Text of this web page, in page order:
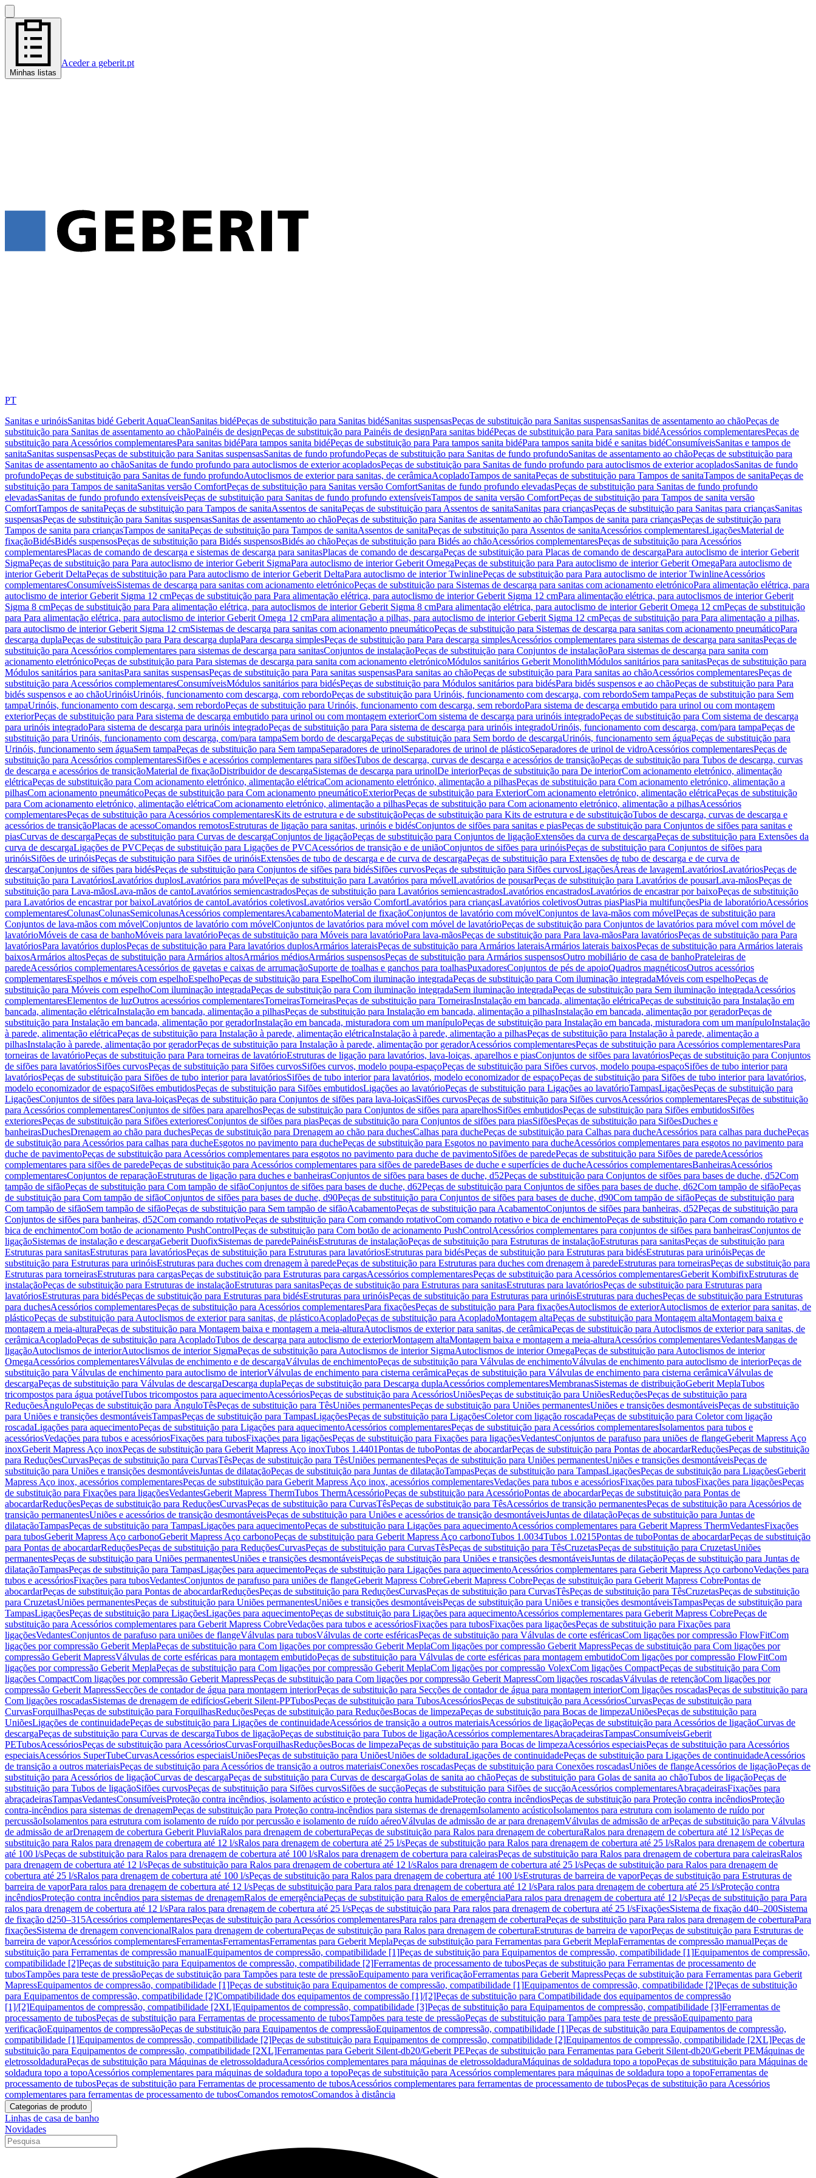
Minhas listas
Aceder a geberit.pt
PT
Sanitas e urinóisSanitas bidé Geberit AquaCleanSanitas bidéPeças de substituição para Sanitas bidéSanitas suspensasPeças de substituição para Sanitas suspensasSanitas de assentamento ao chãoPeças de
substituição para Sanitas de assentamento ao chãoPainéis de designPeças de substituição para Painéis de designPara sanitas bidéPeças de substituição para Para sanitas bidéAcessórios complementaresPeças de
substituição para Acessórios complementaresPara sanitas bidéPara tampos sanita bidéPeças de substituição para Para tampos sanita bidéPara tampos sanita bidé e sanitas bidéConsumíveisSanitas e tampos de
sanitaSanitas suspensasPeças de substituição para Sanitas suspensasSanitas de fundo profundoPeças de substituição para Sanitas de fundo profundoSanitas de assentamento ao chãoPeças de substituição para
Sanitas de assentamento ao chãoSanitas de fundo profundo para autoclismos de exterior acopladosPeças de substituição para Sanitas de fundo profundo para autoclismos de exterior acopladosSanitas de fundo
profundoPeças de substituição para Sanitas de fundo profundoAutoclismos de exterior para sanitas, de cerâmicaAcopladoTampos de sanitaPeças de substituição para Tampos de sanitaTampos de sanitaPeças de
substituição para Tampos de sanitaSanitas versão ComfortPeças de substituição para Sanitas versão ComfortSanitas de fundo profundo elevadasPeças de substituição para Sanitas de fundo profundo
elevadasSanitas de fundo profundo extensíveisPeças de substituição para Sanitas de fundo profundo extensíveisTampos de sanita versão ComfortPeças de substituição para Tampos de sanita versão
ComfortTampos de sanitaPeças de substituição para Tampos de sanitaAssentos de sanitaPeças de substituição para Assentos de sanitaSanitas para criançasPeças de substituição para Sanitas para criançasSanitas
suspensasPeças de substituição para Sanitas suspensasSanitas de assentamento ao chãoPeças de substituição para Sanitas de assentamento ao chãoTampos de sanita para criançasPeças de substituição para
Tampos de sanita para criançasTampos de sanitaPeças de substituição para Tampos de sanitaAssentos de sanitaPeças de substituição para Assentos de sanitaAcessórios complementaresLigaçõesMaterial de
fixaçãoBidésBidés suspensosPeças de substituição para Bidés suspensosBidés ao chãoPeças de substituição para Bidés ao chãoAcessórios complementaresPeças de substituição para Acessórios
complementaresPlacas de comando de descarga e sistemas de descarga para sanitasPlacas de comando de descargaPeças de substituição para Placas de comando de descargaPara autoclismo de interior Geberit
SigmaPeças de substituição para Para autoclismo de interior Geberit SigmaPara autoclismo de interior Geberit OmegaPeças de substituição para Para autoclismo de interior Geberit OmegaPara autoclismo de
interior Geberit DeltaPeças de substituição para Para autoclismo de interior Geberit DeltaPara autoclismo de interior TwinlinePeças de substituição para Para autoclismo de interior TwinlineAcessórios
complementaresConsumíveisSistemas de descarga para sanitas com acionamento eletrónicoPeças de substituição para Sistemas de descarga para sanitas com acionamento eletrónicoPara alimentação elétrica, para
autoclismo de interior Geberit Sigma 12 cmPeças de substituição para Para alimentação elétrica, para autoclismo de interior Geberit Sigma 12 cmPara alimentação elétrica, para autoclismos de interior Geberit
Sigma 8 cmPeças de substituição para Para alimentação elétrica, para autoclismos de interior Geberit Sigma 8 cmPara alimentação elétrica, para autoclismo de interior Geberit Omega 12 cmPeças de substituição
para Para alimentação elétrica, para autoclismo de interior Geberit Omega 12 cmPara alimentação a pilhas, para autoclismo de interior Geberit Sigma 12 cmPeças de substituição para Para alimentação a pilhas,
para autoclismo de interior Geberit Sigma 12 cmSistemas de descarga para sanitas com acionamento pneumáticoPeças de substituição para Sistemas de descarga para sanitas com acionamento pneumáticoPara
descarga duplaPeças de substituição para Para descarga duplaPara descarga simplesPeças de substituição para Para descarga simplesAcessórios complementares para sistemas de descarga para sanitasPeças de
substituição para Acessórios complementares para sistemas de descarga para sanitasConjuntos de instalaçãoPeças de substituição para Conjuntos de instalaçãoPara sistemas de descarga para sanita com
acionamento eletrónicoPeças de substituição para Para sistemas de descarga para sanita com acionamento eletrónicoMódulos sanitários Geberit MonolithMódulos sanitários para sanitasPeças de substituição para
Módulos sanitários para sanitasPara sanitas suspensasPeças de substituição para Para sanitas suspensasPara sanitas ao chãoPeças de substituição para Para sanitas ao chãoAcessórios complementaresPeças de
substituição para Acessórios complementaresConsumíveisMódulos sanitários para bidésPeças de substituição para Módulos sanitários para bidésPara bidés suspensos e ao chãoPeças de substituição para Para
bidés suspensos e ao chãoUrinóisUrinóis, funcionamento com descarga, com rebordoPeças de substituição para Urinóis, funcionamento com descarga, com rebordoSem tampaPeças de substituição para Sem
tampaUrinóis, funcionamento com descarga, sem rebordoPeças de substituição para Urinóis, funcionamento com descarga, sem rebordoPara sistema de descarga embutido para urinol ou com montagem
exteriorPeças de substituição para Para sistema de descarga embutido para urinol ou com montagem exteriorCom sistema de descarga para urinóis integradoPeças de substituição para Com sistema de descarga
para urinóis integradoPara sistema de descarga para urinóis integradoPeças de substituição para Para sistema de descarga para urinóis integradoUrinóis, funcionamento com descarga, com/para tampaPeças de
substituição para Urinóis, funcionamento com descarga, com/para tampaSem bordo de descargaPeças de substituição para Sem bordo de descargaUrinóis, funcionamento sem águaPeças de substituição para
Urinóis, funcionamento sem águaSem tampaPeças de substituição para Sem tampaSeparadores de urinolSeparadores de urinol de plásticoSeparadores de urinol de vidroAcessórios complementaresPeças de
substituição para Acessórios complementaresSifões e acessórios complementares para sifõesTubos de descarga, curvas de descarga e acessórios de transiçãoPeças de substituição para Tubos de descarga, curvas
de descarga e acessórios de transiçãoMaterial de fixaçãoDistribuidor de descargaSistemas de descarga para urinolDe interiorPeças de substituição para De interiorCom acionamento eletrónico, alimentação
elétricaPeças de substituição para Com acionamento eletrónico, alimentação elétricaCom acionamento eletrónico, alimentação a pilhasPeças de substituição para Com acionamento eletrónico, alimentação a
pilhasCom acionamento pneumáticoPeças de substituição para Com acionamento pneumáticoExteriorPeças de substituição para ExteriorCom acionamento eletrónico, alimentação elétricaPeças de substituição
para Com acionamento eletrónico, alimentação elétricaCom acionamento eletrónico, alimentação a pilhasPeças de substituição para Com acionamento eletrónico, alimentação a pilhasAcessórios
complementaresPeças de substituição para Acessórios complementaresKits de estrutura e de substituiçãoPeças de substituição para Kits de estrutura e de substituiçãoTubos de descarga, curvas de descarga e
acessórios de transiçãoPlacas de acessoComandos remotosEstruturas de ligação para sanitas, urinóis e bidésConjuntos de sifões para sanitas e piasPeças de substituição para Conjuntos de sifões para sanitas e
piasCurvas de descargaPeças de substituição para Curvas de descargaConjuntos de ligaçãoPeças de substituição para Conjuntos de ligaçãoExtensões da curva de descargaPeças de substituição para Extensões da
curva de descargaLigações de PVCPeças de substituição para Ligações de PVCAcessórios de transição e de uniãoConjuntos de sifões para urinóisPeças de substituição para Conjuntos de sifões para
urinóisSifões de urinóisPeças de substituição para Sifões de urinóisExtensões de tubo de descarga e de curva de descargaPeças de substituição para Extensões de tubo de descarga e de curva de
descargaConjuntos de sifões para bidésPeças de substituição para Conjuntos de sifões para bidésSifões curvosPeças de substituição para Sifões curvosLigaçõesÁreas de lavagemLavatóriosLavatóriosPeças de
substituição para LavatóriosLavatórios duplosLavatórios para móvelPeças de substituição para Lavatórios para móvelLavatórios de pousarPeças de substituição para Lavatórios de pousarLava-mãosPeças de
substituição para Lava-mãosLava-mãos de cantoLavatórios semiencastradosPeças de substituição para Lavatórios semiencastradosLavatórios encastradosLavatórios de encastrar por baixoPeças de substituição
para Lavatórios de encastrar por baixoLavatórios de cantoLavatórios coletivosLavatórios versão ComfortLavatórios para criançasLavatórios coletivosOutras piasPiasPia multifunçõesPia de laboratórioAcessórios
complementaresColunasColunasSemicolunasAcessórios complementaresAcabamentoMaterial de fixaçãoConjuntos de lavatório com móvelConjuntos de lava-mãos com móvelPeças de substituição para
Conjuntos de lava-mãos com móvelConjuntos de lavatório com móvelConjuntos de lavatórios para móvel com móvel de lavatórioPeças de substituição para Conjuntos de lavatórios para móvel com móvel de
lavatórioMóveis de casa de banhoMóveis para lavatórioPeças de substituição para Móveis para lavatórioPara lava-mãosPeças de substituição para Para lava-mãosPara lavatóriosPeças de substituição para Para
lavatóriosPara lavatórios duplosPeças de substituição para Para lavatórios duplosArmários lateraisPeças de substituição para Armários lateraisArmários laterais baixosPeças de substituição para Armários laterais
baixosArmários altosPeças de substituição para Armários altosArmários médiosArmários suspensosPeças de substituição para Armários suspensosOutro mobiliário de casa de banhoPrateleiras de
paredeAcessórios complementaresAcessórios de gavetas e caixas de arrumaçãoSuporte de toalhas e ganchos para toalhasPuxadoresConjuntos de pés de apoioQuadros magnéticosOutros acessórios
complementaresEspelhos e móveis com espelhoEspelhoPeças de substituição para EspelhoCom iluminação integradaPeças de substituição para Com iluminação integradaMóveis com espelhoPeças de
substituição para Móveis com espelhoCom iluminação integradaPeças de substituição para Com iluminação integradaSem iluminação integradaPeças de substituição para Sem iluminação integradaAcessórios
complementaresElementos de luzOutros acessórios complementaresTorneirasTorneirasPeças de substituição para TorneirasInstalação em bancada, alimentação elétricaPeças de substituição para Instalação em
bancada, alimentação elétricaInstalação em bancada, alimentação a pilhasPeças de substituição para Instalação em bancada, alimentação a pilhasInstalação em bancada, alimentação por geradorPeças de
substituição para Instalação em bancada, alimentação por geradorInstalação em bancada, misturadora com um manípuloPeças de substituição para Instalação em bancada, misturadora com um manípuloInstalação
à parede, alimentação elétricaPeças de substituição para Instalação à parede, alimentação elétricaInstalação à parede, alimentação a pilhasPeças de substituição para Instalação à parede, alimentação a
pilhasInstalação à parede, alimentação por geradorPeças de substituição para Instalação à parede, alimentação por geradorAcessórios complementaresPeças de substituição para Acessórios complementaresPara
torneiras de lavatórioPeças de substituição para Para torneiras de lavatórioEstruturas de ligação para lavatórios, lava-loiças, aparelhos e piasConjuntos de sifões para lavatóriosPeças de substituição para Conjuntos
de sifões para lavatóriosSifões curvosPeças de substituição para Sifões curvosSifões curvos, modelo poupa-espaçoPeças de substituição para Sifões curvos, modelo poupa-espaçoSifões de tubo interior para
lavatóriosPeças de substituição para Sifões de tubo interior para lavatóriosSifões de tubo interior para lavatórios, modelo economizador de espaçoPeças de substituição para Sifões de tubo interior para lavatórios,
modelo economizador de espaçoSifões embutidosPeças de substituição para Sifões embutidosLigações ao lavatórioPeças de substituição para Ligações ao lavatórioTampasLigaçõesPeças de substituição para
LigaçõesConjuntos de sifões para lava-loiçasPeças de substituição para Conjuntos de sifões para lava-loiçasSifões curvosPeças de substituição para Sifões curvosAcessórios complementaresPeças de substituição
para Acessórios complementaresConjuntos de sifões para aparelhosPeças de substituição para Conjuntos de sifões para aparelhosSifões embutidosPeças de substituição para Sifões embutidosSifões
exterioresPeças de substituição para Sifões exterioresConjuntos de sifões para piasPeças de substituição para Conjuntos de sifões para piasSifõesPeças de substituição para SifõesDuches e
banheirasDuchesDrenagem ao chão para duchesPeças de substituição para Drenagem ao chão para duchesCalhas para duchePeças de substituição para Calhas para ducheAcessórios para calhas para duchePeças
de substituição para Acessórios para calhas para ducheEsgotos no pavimento para duchePeças de substituição para Esgotos no pavimento para ducheAcessórios complementares para esgotos no pavimento para
duche de pavimentoPeças de substituição para Acessórios complementares para esgotos no pavimento para duche de pavimentoSifões de paredePeças de substituição para Sifões de paredeAcessórios
complementares para sifões de paredePeças de substituição para Acessórios complementares para sifões de paredeBases de duche e superfícies de ducheAcessórios complementaresBanheirasAcessórios
complementaresConjuntos de reparaçãoEstruturas de ligação para duches e banheirasConjuntos de sifões para bases de duche, d52Peças de substituição para Conjuntos de sifões para bases de duche, d52Com
tampão de sifãoPeças de substituição para Com tampão de sifãoConjuntos de sifões para bases de duche, d62Peças de substituição para Conjuntos de sifões para bases de duche, d62Com tampão de sifãoPeças
de substituição para Com tampão de sifãoConjuntos de sifões para bases de duche, d90Peças de substituição para Conjuntos de sifões para bases de duche, d90Com tampão de sifãoPeças de substituição para
Com tampão de sifãoSem tampão de sifãoPeças de substituição para Sem tampão de sifãoAcabamentoPeças de substituição para AcabamentoConjuntos de sifões para banheiras, d52Peças de substituição para
Conjuntos de sifões para banheiras, d52Com comando rotativoPeças de substituição para Com comando rotativoCom comando rotativo e bica de enchimentoPeças de substituição para Com comando rotativo e
bica de enchimentoCom botão de acionamento PushControlPeças de substituição para Com botão de acionamento PushControlAcessórios complementares para conjuntos de sifões para banheirasConjuntos de
ligaçãoSistemas de instalação e descargaGeberit DuofixSistemas de paredePainéisEstruturas de instalaçãoPeças de substituição para Estruturas de instalaçãoEstruturas para sanitasPeças de substituição para
Estruturas para sanitasEstruturas para lavatóriosPeças de substituição para Estruturas para lavatóriosEstruturas para bidésPeças de substituição para Estruturas para bidésEstruturas para urinóisPeças de
substituição para Estruturas para urinóisEstruturas para duches com drenagem à paredePeças de substituição para Estruturas para duches com drenagem à paredeEstruturas para torneirasPeças de substituição para
Estruturas para torneirasEstruturas para cargasPeças de substituição para Estruturas para cargasAcessórios complementaresPeças de substituição para Acessórios complementaresGeberit KombifixEstruturas de
instalaçãoPeças de substituição para Estruturas de instalaçãoEstruturas para sanitasPeças de substituição para Estruturas para sanitasEstruturas para lavatóriosPeças de substituição para Estruturas para
lavatóriosEstruturas para bidésPeças de substituição para Estruturas para bidésEstruturas para urinóisPeças de substituição para Estruturas para urinóisEstruturas para duchesPeças de substituição para Estruturas
para duchesAcessórios complementaresPeças de substituição para Acessórios complementaresPara fixaçõesPeças de substituição para Para fixaçõesAutoclismos de exteriorAutoclismos de exterior para sanitas, de
plásticoPeças de substituição para Autoclismos de exterior para sanitas, de plásticoAcopladoPeças de substituição para AcopladoMontagem altaPeças de substituição para Montagem altaMontagem baixa e
montagem a meia-alturaPeças de substituição para Montagem baixa e montagem a meia-alturaAutoclismos de exterior para sanitas, de cerâmicaPeças de substituição para Autoclismos de exterior para sanitas, de
cerâmicaAcopladoPeças de substituição para AcopladoTubos de descarga para autoclismo de exteriorMontagem altaMontagem baixa e montagem a meia-alturaAcessórios complementaresVedantesMangas de
ligaçãoAutoclismos de interiorAutoclismos de interior SigmaPeças de substituição para Autoclismos de interior SigmaAutoclismos de interior OmegaPeças de substituição para Autoclismos de interior
OmegaAcessórios complementaresVálvulas de enchimento e de descargaVálvulas de enchimentoPeças de substituição para Válvulas de enchimentoVálvulas de enchimento para autoclismo de interiorPeças de
substituição para Válvulas de enchimento para autoclismo de interiorVálvulas de enchimento para cisterna cerâmicaPeças de substituição para Válvulas de enchimento para cisterna cerâmicaVálvulas de
descargaPeças de substituição para Válvulas de descargaDescarga duplaPeças de substituição para Descarga duplaAcessórios complementaresMembranasSistemas de distribuiçãoGeberit MeplaTubos
tricompostos para água potávelTubos tricompostos para aquecimentoAcessóriosPeças de substituição para AcessóriosUniõesPeças de substituição para UniõesReduçõesPeças de substituição para
ReduçõesÂnguloPeças de substituição para ÂnguloTêsPeças de substituição para TêsUniões permanentesPeças de substituição para Uniões permanentesUniões e transições desmontáveisPeças de substituição
para Uniões e transições desmontáveisTampasPeças de substituição para TampasLigaçõesPeças de substituição para LigaçõesColetor com ligação roscadaPeças de substituição para Coletor com ligação
roscadaLigações para aquecimentoPeças de substituição para Ligações para aquecimentoAcessórios complementaresPeças de substituição para Acessórios complementaresIsolamentos para tubos e
acessóriosVedações para tubos e acessóriosFixações para tubosFixações para ligaçõesPeças de substituição para Fixações para ligaçõesVedantesConjuntos de parafuso para uniões de flangeGeberit Mapress Aço
inoxGeberit Mapress Aço inoxPeças de substituição para Geberit Mapress Aço inoxTubos 1.4401Pontas de tuboPontas de abocardarPeças de substituição para Pontas de abocardarReduçõesPeças de substituição
para ReduçõesCurvasPeças de substituição para CurvasTêsPeças de substituição para TêsUniões permanentesPeças de substituição para Uniões permanentesUniões e transições desmontáveisPeças de
substituição para Uniões e transições desmontáveisJuntas de dilataçãoPeças de substituição para Juntas de dilataçãoTampasPeças de substituição para TampasLigaçõesPeças de substituição para LigaçõesGeberit
Mapress Aço inox, acessórios complementaresPeças de substituição para Geberit Mapress Aço inox, acessórios complementaresVedações para tubos e acessóriosFixações para tubosFixações para ligaçõesPeças
de substituição para Fixações para ligaçõesVedantesGeberit Mapress ThermTubos ThermAcessórioPeças de substituição para AcessórioPontas de abocardarPeças de substituição para Pontas de
abocardarReduçõesPeças de substituição para ReduçõesCurvasPeças de substituição para CurvasTêsPeças de substituição para TêsAcessórios de transição permanentesPeças de substituição para Acessórios de
transição permanentesUniões e acessórios de transição desmontáveisPeças de substituição para Uniões e acessórios de transição desmontáveisJuntas de dilataçãoPeças de substituição para Juntas de
dilataçãoTampasPeças de substituição para TampasLigações para aquecimentoPeças de substituição para Ligações para aquecimentoAcessórios complementares para Geberit Mapress ThermVedantesFixações
para tubosGeberit Mapress Aço carbonoGeberit Mapress Aço carbonoPeças de substituição para Geberit Mapress Aço carbonoTubos 1.0034Tubos 1.0215Pontas de tuboPontas de abocardarPeças de substituição
para Pontas de abocardarReduçõesPeças de substituição para ReduçõesCurvasPeças de substituição para CurvasTêsPeças de substituição para TêsCruzetasPeças de substituição para CruzetasUniões
permanentesPeças de substituição para Uniões permanentesUniões e transições desmontáveisPeças de substituição para Uniões e transições desmontáveisJuntas de dilataçãoPeças de substituição para Juntas de
dilataçãoTampasPeças de substituição para TampasLigações para aquecimentoPeças de substituição para Ligações para aquecimentoAcessórios complementares para Geberit Mapress Aço carbonoVedações para
tubos e acessóriosFixações para tubosVedantesConjuntos de parafuso para uniões de flangeGeberit Mapress CobreGeberit Mapress CobrePeças de substituição para Geberit Mapress CobrePontas de
abocardarPeças de substituição para Pontas de abocardarReduçõesPeças de substituição para ReduçõesCurvasPeças de substituição para CurvasTêsPeças de substituição para TêsCruzetasPeças de substituição
para CruzetasUniões permanentesPeças de substituição para Uniões permanentesUniões e transições desmontáveisPeças de substituição para Uniões e transições desmontáveisTampasPeças de substituição para
TampasLigaçõesPeças de substituição para LigaçõesLigações para aquecimentoPeças de substituição para Ligações para aquecimentoAcessórios complementares para Geberit Mapress CobrePeças de
substituição para Acessórios complementares para Geberit Mapress CobreVedações para tubos e acessóriosFixações para tubosFixações para ligaçõesPeças de substituição para Fixações para
ligaçõesVedantesConjuntos de parafuso para uniões de flangeVálvulas para tubosVálvulas de corte esféricasPeças de substituição para Válvulas de corte esféricasCom ligações por compressão FlowFitCom
ligações por compressão Geberit MeplaPeças de substituição para Com ligações por compressão Geberit MeplaCom ligações por compressão Geberit MapressPeças de substituição para Com ligações por
compressão Geberit MapressVálvulas de corte esféricas para montagem embutidoPeças de substituição para Válvulas de corte esféricas para montagem embutidoCom ligações por compressão FlowFitCom
ligações por compressão Geberit MeplaPeças de substituição para Com ligações por compressão Geberit MeplaCom ligações por compressão VolexCom ligações CompactPeças de substituição para Com
ligações CompactCom ligações por compressão Geberit MapressPeças de substituição para Com ligações por compressão Geberit MapressCom ligações roscadasVálvulas de retençãoCom ligações por
compressão Geberit MapressSecções de contador de água para montagem interiorPeças de substituição para Secções de contador de água para montagem interiorCom ligações roscadasPeças de substituição para
Com ligações roscadasSistemas de drenagem de edifíciosGeberit Silent-PPTubosPeças de substituição para TubosAcessóriosPeças de substituição para AcessóriosCurvasPeças de substituição para
CurvasForquilhasPeças de substituição para ForquilhasReduçõesPeças de substituição para ReduçõesBocas de limpezaPeças de substituição para Bocas de limpezaUniõesPeças de substituição para
UniõesLigações de continuidadePeças de substituição para Ligações de continuidadeAcessórios de transição a outros materiaisAcessórios de ligaçãoPeças de substituição para Acessórios de ligaçãoCurvas de
descargaPeças de substituição para Curvas de descargaTubos de ligaçãoPeças de substituição para Tubos de ligaçãoAcessórios complementaresAbraçadeirasTampasConsumíveisGeberit
PETubosAcessóriosPeças de substituição para AcessóriosCurvasForquilhasReduçõesBocas de limpezaPeças de substituição para Bocas de limpezaAcessórios especiaisPeças de substituição para Acessórios
especiaisAcessórios SuperTubeCurvasAcessórios especiaisUniõesPeças de substituição para UniõesUniões de soldaduraLigações de continuidadePeças de substituição para Ligações de continuidadeAcessórios
de transição a outros materiaisPeças de substituição para Acessórios de transição a outros materiaisConexões roscadasPeças de substituição para Conexões roscadasUniões de flangeAcessórios de ligaçãoPeças de
substituição para Acessórios de ligaçãoCurvas de descargaPeças de substituição para Curvas de descargaGolas de sanita ao chãoPeças de substituição para Golas de sanita ao chãoTubos de ligaçãoPeças de
substituição para Tubos de ligaçãoSifões curvosPeças de substituição para Sifões curvosSifões de sucçãoPeças de substituição para Sifões de sucçãoAcessórios complementaresAbraçadeirasFixações para
abraçadeirasTampasVedantesConsumíveisProteção contra incêndios, isolamento acústico e proteção contra humidadeProteção contra incêndiosPeças de substituição para Proteção contra incêndiosProteção
contra-incêndios para sistemas de drenagemPeças de substituição para Proteção contra-incêndios para sistemas de drenagemIsolamento acústicoIsolamentos para estrutura com isolamento de ruído por
percussãoIsolamentos para estrutura com isolamento de ruído por percussão e isolamento de ruído aéreoVálvulas de admissão de ar para drenagemVálvulas de admissão de arPeças de substituição para Válvulas
de admissão de arDrenagem de cobertura Geberit PluviaRalos para drenagem de coberturaPeças de substituição para Ralos para drenagem de coberturaRalos para drenagem de cobertura até 12 l/sPeças de
substituição para Ralos para drenagem de cobertura até 12 l/sRalos para drenagem de cobertura até 25 l/sPeças de substituição para Ralos para drenagem de cobertura até 25 l/sRalos para drenagem de cobertura
até 100 l/sPeças de substituição para Ralos para drenagem de cobertura até 100 l/sRalos para drenagem de cobertura para caleirasPeças de substituição para Ralos para drenagem de cobertura para caleirasRalos
para drenagem de cobertura até 12 l/sPeças de substituição para Ralos para drenagem de cobertura até 12 l/sRalos para drenagem de cobertura até 25 l/sPeças de substituição para Ralos para drenagem de
cobertura até 25 l/sRalos para drenagem de cobertura até 100 l/sPeças de substituição para Ralos para drenagem de cobertura até 100 l/sEstruturas de barreira de vaporPeças de substituição para Estruturas de
barreira de vaporPara ralos para drenagem de cobertura até 12 l/sPeças de substituição para Para ralos para drenagem de cobertura até 12 l/sPara ralos para drenagem de cobertura até 25 l/sProteção contra
incêndiosProteção contra incêndios para sistemas de drenagemRalos de emergênciaPeças de substituição para Ralos de emergênciaPara ralos para drenagem de cobertura até 12 l/sPeças de substituição para Para
ralos para drenagem de cobertura até 12 l/sPara ralos para drenagem de cobertura até 25 l/sPeças de substituição para Para ralos para drenagem de cobertura até 25 l/sFixaçõesSistema de fixação d40–200Sistema
de fixação d250–315Acessórios complementaresPeças de substituição para Acessórios complementaresPara ralos para drenagem de coberturaPeças de substituição para Para ralos para drenagem de coberturaPara
fixaçõesSistema de drenagem convencionalRalos para drenagem de coberturaPeças de substituição para Ralos para drenagem de coberturaEstruturas de barreira de vaporPeças de substituição para Estruturas de
barreira de vaporAcessórios complementaresFerramentasFerramentasFerramentas para Geberit MeplaPeças de substituição para Ferramentas para Geberit MeplaFerramentas de compressão manualPeças de
substituição para Ferramentas de compressão manualEquipamentos de compressão, compatibilidade [1]Peças de substituição para Equipamentos de compressão, compatibilidade [1]Equipamentos de compressão,
compatibilidade [2]Peças de substituição para Equipamentos de compressão, compatibilidade [2]Ferramentas de processamento de tubosPeças de substituição para Ferramentas de processamento de
tubosTampões para teste de pressãoPeças de substituição para Tampões para teste de pressãoEquipamento para verificaçãoFerramentas para Geberit MapressPeças de substituição para Ferramentas para Geberit
MapressEquipamentos de compressão, compatibilidade [1]Peças de substituição para Equipamentos de compressão, compatibilidade [1]Equipamentos de compressão, compatibilidade [2]Peças de substituição
para Equipamentos de compressão, compatibilidade [2]Compatibilidade dos equipamentos de compressão [1]/[2]Peças de substituição para Compatibilidade dos equipamentos de compressão
[1]/[2]Equipamentos de compressão, compatibilidade [2XL]Equipamentos de compressão, compatibilidade [3]Peças de substituição para Equipamentos de compressão, compatibilidade [3]Ferramentas de
processamento de tubosPeças de substituição para Ferramentas de processamento de tubosTampões para teste de pressãoPeças de substituição para Tampões para teste de pressãoEquipamento para
verificaçãoEquipamentos de compressãoPeças de substituição para Equipamentos de compressãoEquipamentos de compressão, compatibilidade [1]Peças de substituição para Equipamentos de compressão,
compatibilidade [1]Equipamentos de compressão, compatibilidade [2]Peças de substituição para Equipamentos de compressão, compatibilidade [2]Equipamentos de compressão, compatibilidade [2XL]Peças de
substituição para Equipamentos de compressão, compatibilidade [2XL]Ferramentas para Geberit Silent-db20/Geberit PEPeças de substituição para Ferramentas para Geberit Silent-db20/Geberit PEMáquinas de
eletrossoldaduraPeças de substituição para Máquinas de eletrossoldaduraAcessórios complementares para máquinas de eletrossoldaduraMáquinas de soldadura topo a topoPeças de substituição para Máquinas de
soldadura topo a topoAcessórios complementares para máquinas de soldadura topo a topoPeças de substituição para Acessórios complementares para máquinas de soldadura topo a topoFerramentas de
processamento de tubosPeças de substituição para Ferramentas de processamento de tubosAcessórios complementares para ferramentas de processamento de tubosPeças de substituição para Acessórios
complementares para ferramentas de processamento de tubosComandos remotosComandos à distância
Categorias de produto
Linhas de casa de banho
Novidades